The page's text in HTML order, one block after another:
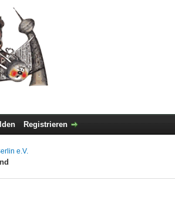
Registrieren
e.V.